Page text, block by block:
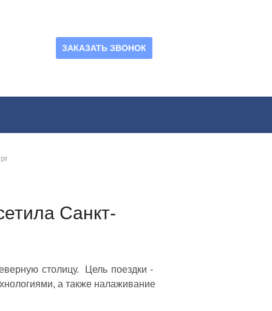
ЗАКАЗАТЬ ЗВОНОК
Санкт-
столицу. Цель поездки -
а также налаживание